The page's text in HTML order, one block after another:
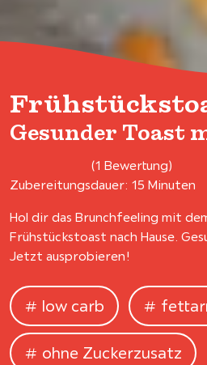
Gesunder Toast
(1 Bewertung)
Zubereitungsdauer: 15 Minuten
Hol dir das Brunchfeeling mit
Frühstückstoast nach Hause.
Jetzt ausprobieren!
low carb
ohne Zuckerzusatz